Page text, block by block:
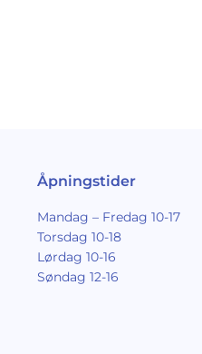
Åpningstider
Mandag – Fredag 10-17
Torsdag 10-18
Lørdag 10-16
Søndag 12-16